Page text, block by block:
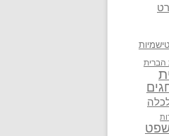
הברית